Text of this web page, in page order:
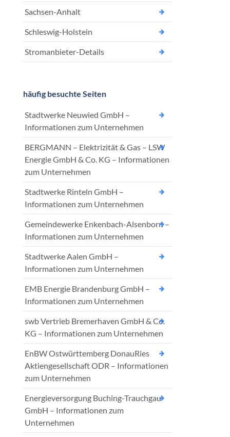
Sachsen-Anhalt
Schleswig-Holstein
Stromanbieter-Details
häufig besuchte Seiten
Stadtwerke Neuwied GmbH –
Informationen zum Unternehmen
BERGMANN – Elektrizität & Gas – LSW
Energie GmbH & Co. KG – Informationen
zum Unternehmen
Stadtwerke Rinteln GmbH –
Informationen zum Unternehmen
Gemeindewerke Enkenbach-Alsenborn –
Informationen zum Unternehmen
Stadtwerke Aalen GmbH –
Informationen zum Unternehmen
EMB Energie Brandenburg GmbH –
Informationen zum Unternehmen
swb Vertrieb Bremerhaven GmbH & Co.
KG – Informationen zum Unternehmen
EnBW Ostwürttemberg DonauRies
Aktiengesellschaft ODR – Informationen
zum Unternehmen
Energieversorgung Buching-Trauchgau
GmbH – Informationen zum
Unternehmen